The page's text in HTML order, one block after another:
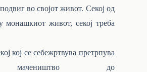
во својот живот. Секој од
монашкиот живот, секој треба
кој се себежртвува претрпува
до